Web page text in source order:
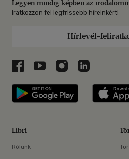
Legyen mindig képben az
Iratkozzon fel legfrissebb híreinkért!
Hírlevél-
Libri a Facebookon
Libri a Youtube-on
Libri azLibri a
Libri
Libri
Rólunk